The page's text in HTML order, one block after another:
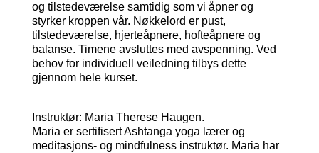
og tilstedeværelse samtidig som vi åpner og
styrker kroppen vår. Nøkkelord er pust,
tilstedeværelse, hjerteåpnere, hofteåpnere og
balanse. Timene avsluttes med avspenning. Ved
behov for individuell veiledning tilbys dette
gjennom hele kurset.
Instruktør: Maria Therese Haugen.
Maria er sertifisert Ashtanga yoga lærer og
meditasjons- og mindfulness instruktør. Maria har